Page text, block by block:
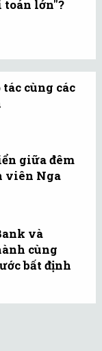
toán lớn"?
cùng các
giữa đêm
viên Nga
và
cùng
bất định